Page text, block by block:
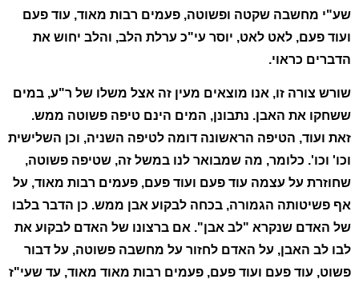
שע"י מחשבה שקטה ופשוטה, פעמים רבות מאוד, עוד פעם
ועוד פעם, לאט לאט, יוסר עי"כ ערלת הלב, והלב יחוש את
הדברים כראוי.
שורש צורה זו, אנו מוצאים מעין זה אצל משלו של ר"ע, במים
ששחקו את האבן. נתבונן, המים הינם טיפה פשוטה ממש.
זאת ועוד, הטיפה הראשונה דומה לטיפה השניה, וכן השלישית
וכו' וכו'. כלומר, מה שמבואר לנו במשל זה, שטיפה פשוטה,
שחוזרת על עצמה עוד פעם ועוד פעם, פעמים רבות מאוד, על
אף פשיטותה הגמורה, בכחה לבקוע אבן ממש. כן הדבר בלבו
של האדם שנקרא "לב אבן". אם ברצונו של האדם לבקוע את
לבו לב האבן, על האדם לחזור על מחשבה פשוטה, על דבור
פשוט, עוד פעם ועוד פעם, פעמים רבות מאוד מאוד, עד שעי"ז